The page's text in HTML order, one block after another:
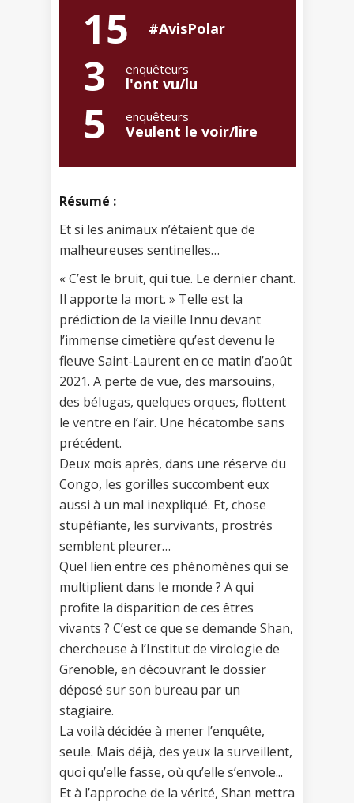
15 #AvisPolar
3 enquêteurs
l'ont vu/lu
5 enquêteurs
Veulent le voir/lire
Résumé :
Et si les animaux n’étaient que de
malheureuses sentinelles…
« C’est le bruit, qui tue. Le dernier chant.
Il apporte la mort. » Telle est la
prédiction de la vieille Innu devant
l’immense cimetière qu’est devenu le
fleuve Saint-Laurent en ce matin d’août
2021. A perte de vue, des marsouins,
des bélugas, quelques orques, flottent
le ventre en l’air. Une hécatombe sans
précédent.
Deux mois après, dans une réserve du
Congo, les gorilles succombent eux
aussi à un mal inexpliqué. Et, chose
stupéfiante, les survivants, prostrés
semblent pleurer…
Quel lien entre ces phénomènes qui se
multiplient dans le monde ? A qui
profite la disparition de ces êtres
vivants ? C’est ce que se demande Shan,
chercheuse à l’Institut de virologie de
Grenoble, en découvrant le dossier
déposé sur son bureau par un
stagiaire.
La voilà décidée à mener l’enquête,
seule. Mais déjà, des yeux la surveillent,
quoi qu’elle fasse, où qu’elle s’envole...
Et à l’approche de la vérité, Shan mettra